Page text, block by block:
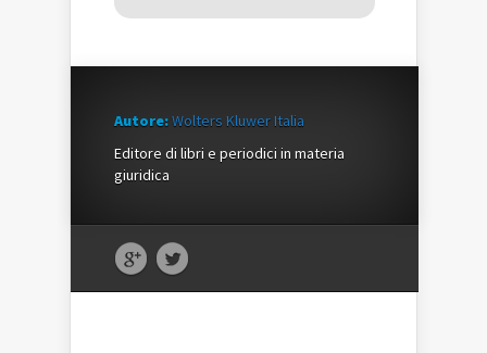
Autore:Wolters Kluwer Italia
Editore di libri e periodici in materia
giuridica